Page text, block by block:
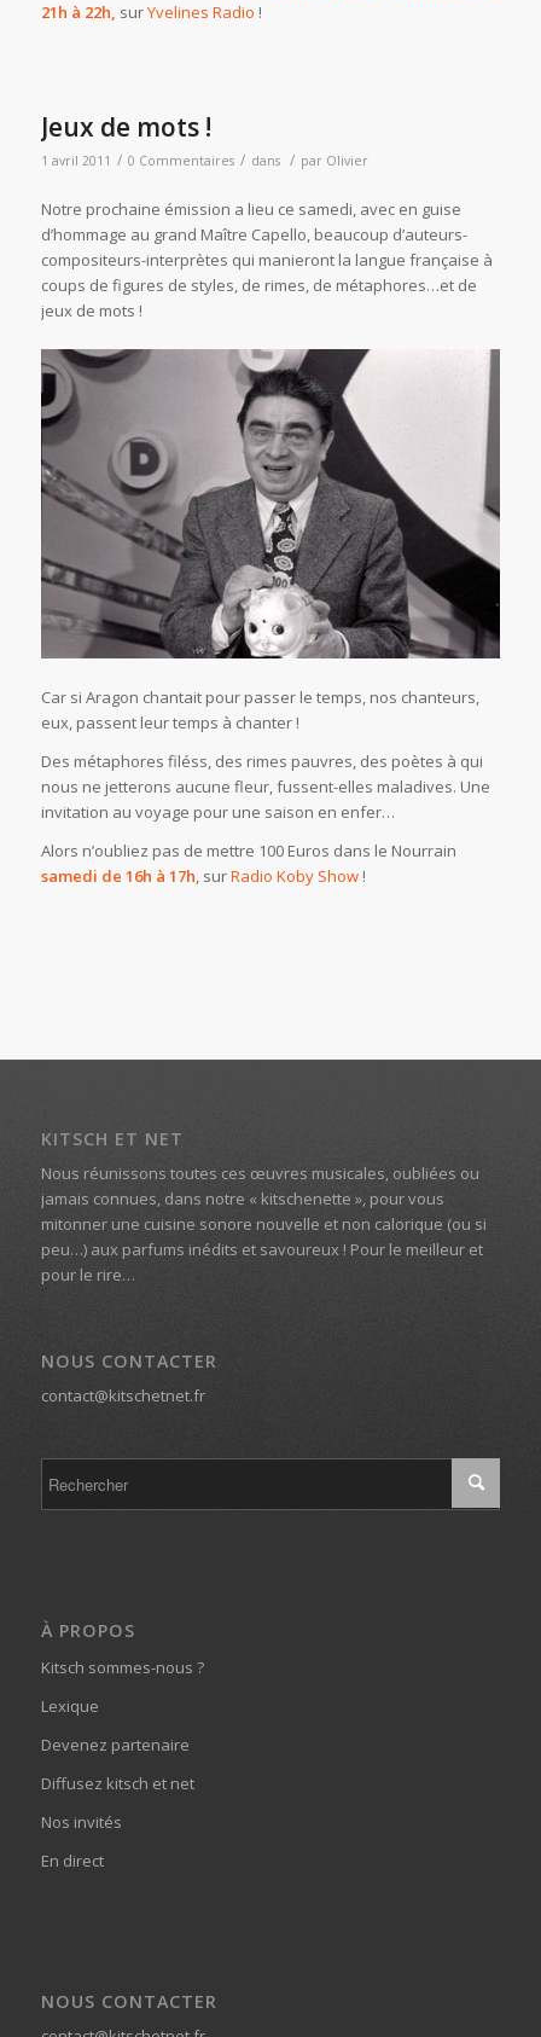
21h à 22h, surYvelines Radio !
Jeux de mots !
1 avril 2011 / 0 Commentaires / dans / par Olivier
Notre prochaine émission a lieu ce samedi, avec en guise
d’hommage au grand Maître Capello, beaucoup d’auteurs-
compositeurs-interprètes qui manieront la langue française à
coups de figures de styles, de rimes, de métaphores…et de
jeux de mots !
Car si Aragon chantait pour passer le temps, nos chanteurs,
eux, passent leur temps à chanter !
Des métaphores filéss, des rimes pauvres, des poètes à qui
nous ne jetterons aucune fleur, fussent-elles maladives. Une
invitation au voyage pour une saison en enfer…
Alors n’oubliez pas de mettre 100 Euros dans le Nourrain
samedi de 16h à 17h, surRadio Koby Show!
KITSCH ET NET
Nous réunissons toutes ces œuvres musicales, oubliées ou
jamais connues, dans notre « kitschenette », pour vous
mitonner une cuisine sonore nouvelle et non calorique (ou si
peu…) aux parfums inédits et savoureux ! Pour le meilleur et
pour le rire…
NOUS CONTACTER
contact@kitschetnet.fr
À PROPOS
Kitsch sommes-nous ?
Lexique
Devenez partenaire
Diffusez kitsch et net
Nos invités
En direct
NOUS CONTACTER